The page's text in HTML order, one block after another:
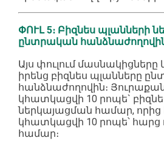
ՓՈՒԼ 5։ Բիզնես պլանների
ընտրական
Այս փուլում մասնակիցները
իրենց բիզնես պլանները
հանձնաժողովին։
կհատկացվի 10 րոպե`
ներկայացման համար, որից
կհատկացվի 10 րոպե՝
համար։